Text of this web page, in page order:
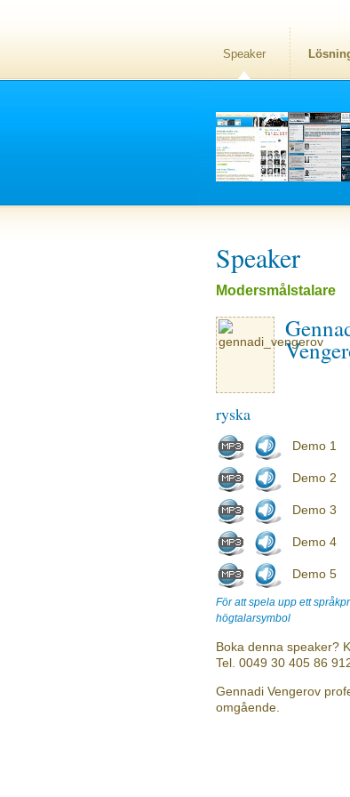
Speaker
Speaker
Modersmålstalare
ryska
Demo 1
Demo 2
Demo 3
Demo 4
Demo 5
För att spela upp ett
högtalarsymbol
Boka denna speaker?
Tel. 0049 30 405 86
Gennadi Vengerov
omgående.